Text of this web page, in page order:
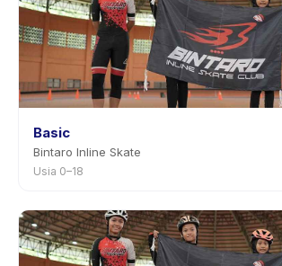
Basic
Bintaro Inline Skate
Usia 0–18